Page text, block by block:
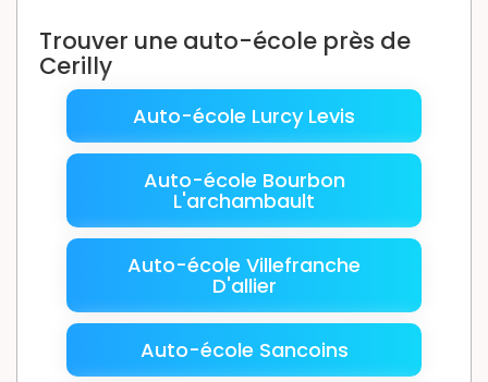
Trouver une auto-école près de
Cerilly
Auto-école Lurcy Levis
Auto-école Bourbon
L'archambault
Auto-école Villefranche
D'allier
Auto-école Sancoins